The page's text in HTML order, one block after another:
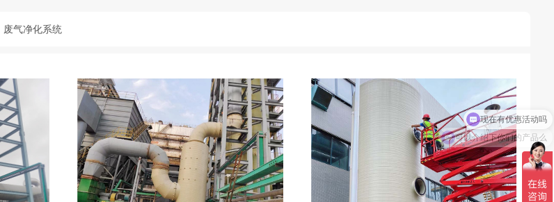
废气净化系统
可以介绍下你们的产品么
现在有优惠活动吗